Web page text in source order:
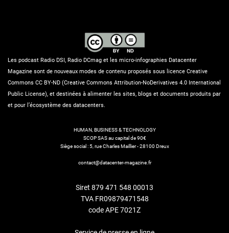
Les podcast Radio DSI, Radio DCmag et les micro-infographies Datacenter
Magazine sont de nouveaux modes de contenu proposés sous licence Creative
Commons CC BY-ND (Creative Commons Attribution-NoDerivatives 4.0 International
Public License), et destinées à alimenter les sites, blogs et documents produits par
et pour l’écosystème des datacenters.
HUMAN, BUSINESS & TECHNOLOGY
SCOP SAS au capital de 90€
Siège social : 5, rue Charles Maillier - 28100 Dreux
contact@datacenter-magazine.fr
Siret 879 471 548 00013
TVA FR09879471548
code APE 7021Z